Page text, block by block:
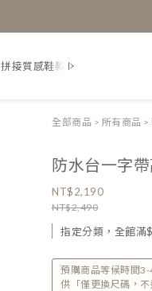
拼接質感鞋款
全部商品 > 所有商品 >
防水台一字
NT$2,190
NT$2,490
指定分類，全館滿
預購商品等候時間
供「僅更換尺碼，